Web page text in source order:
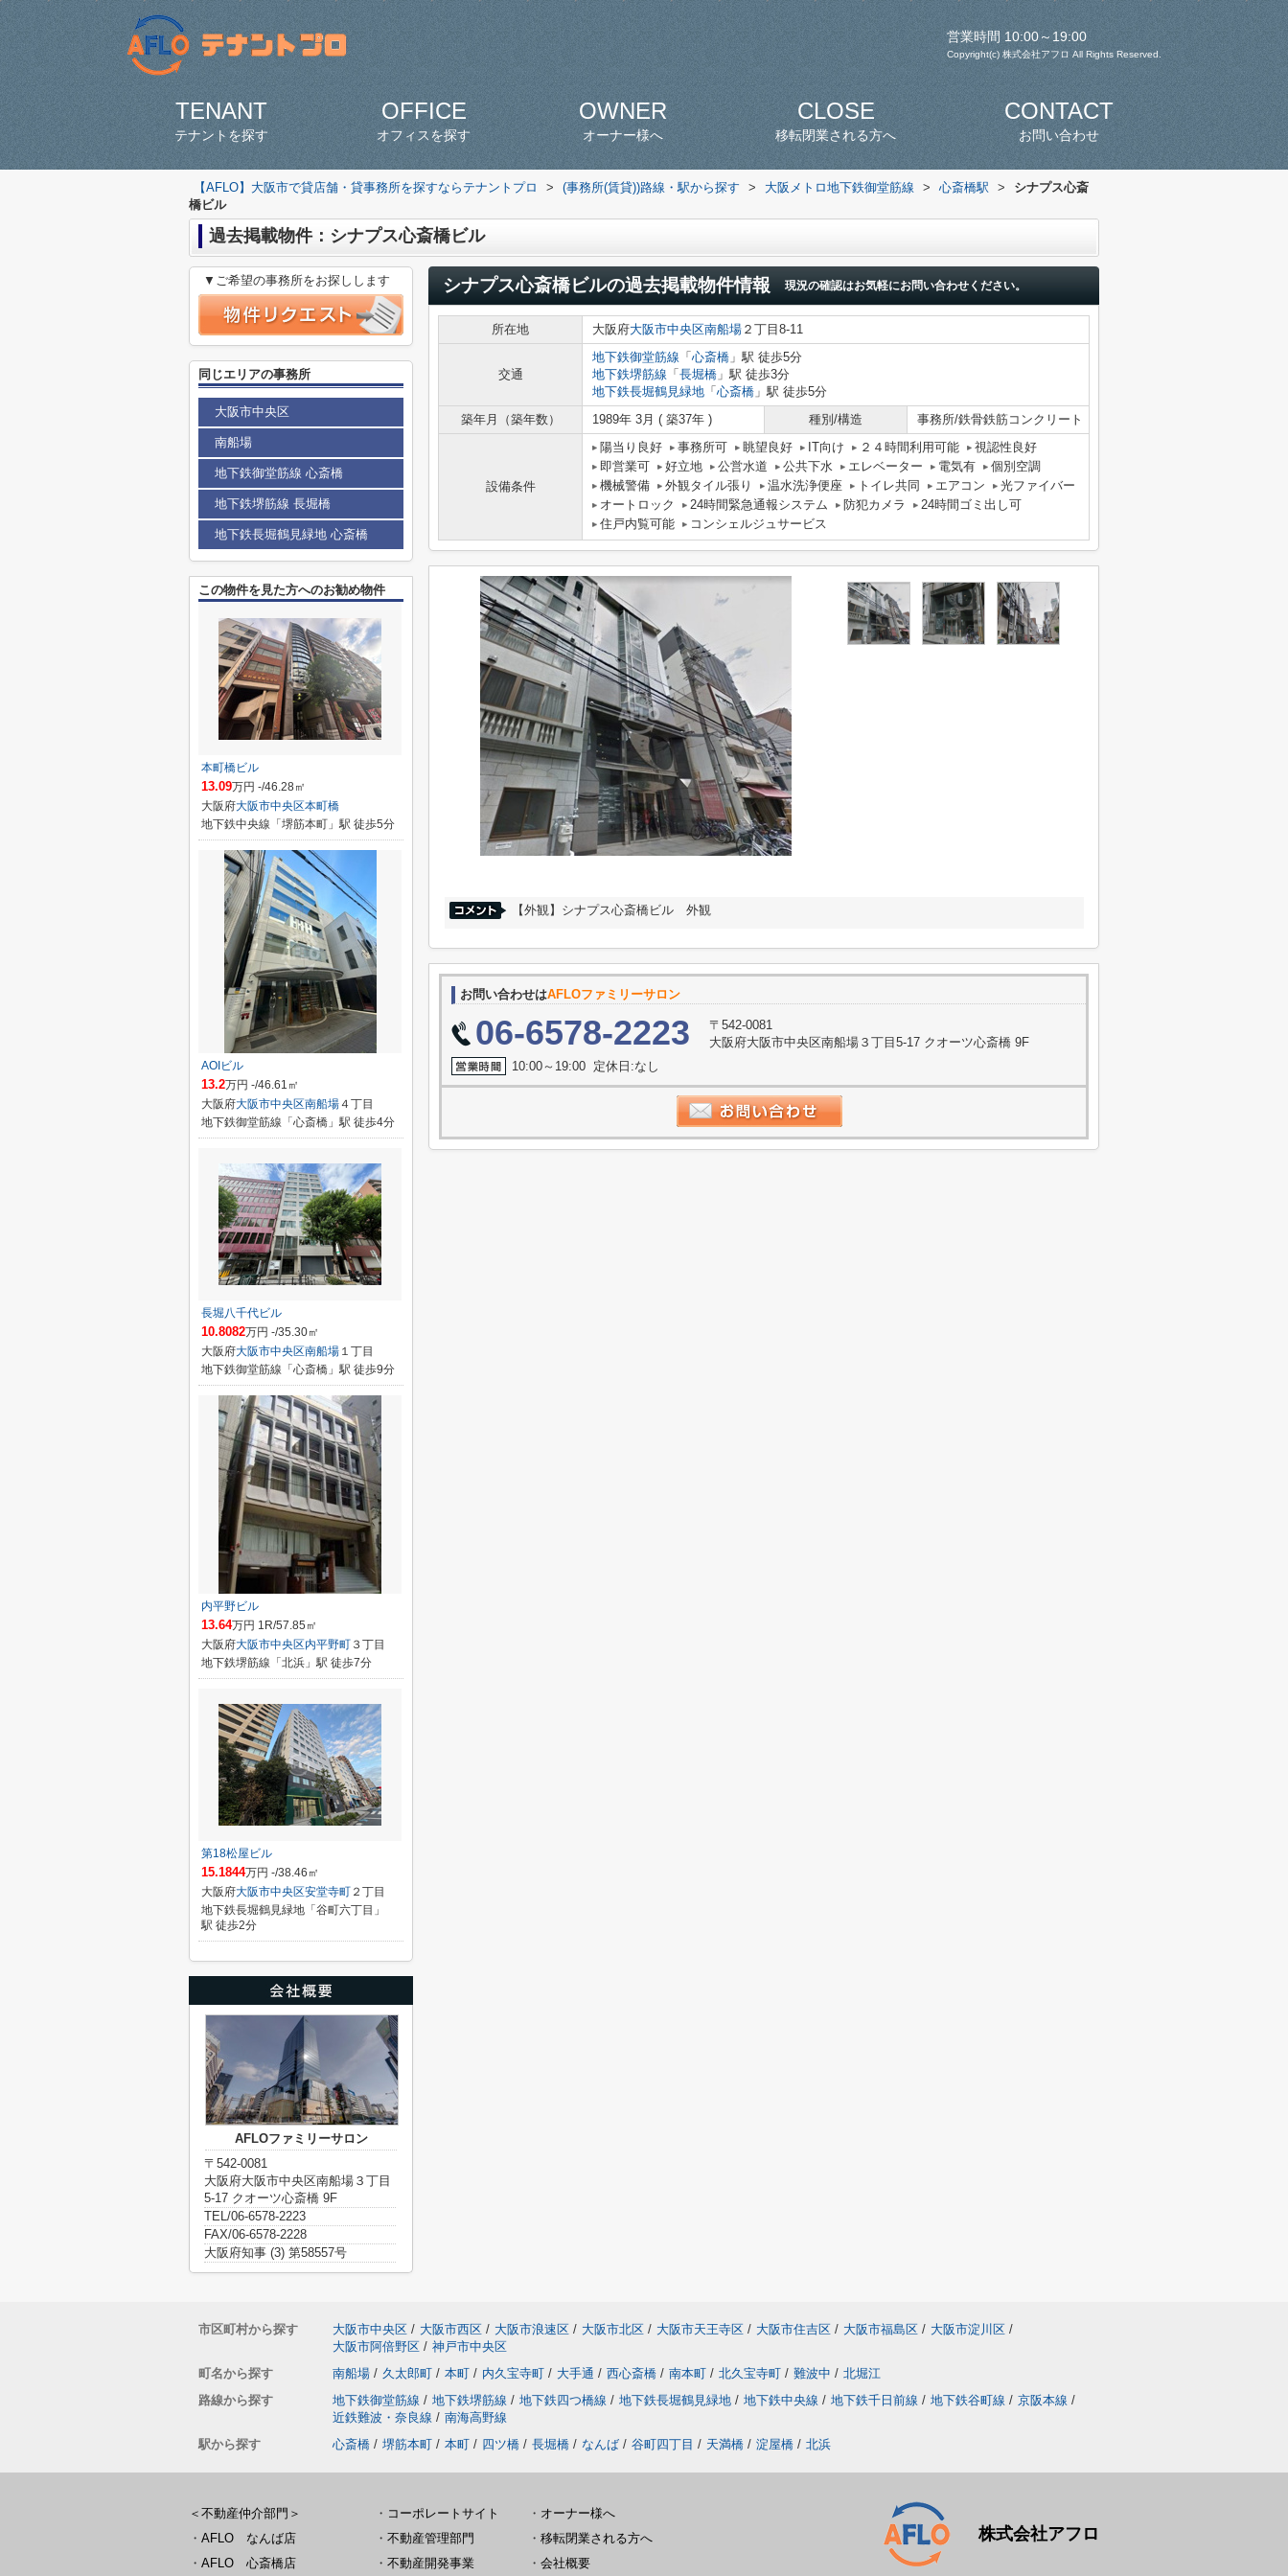
営業時間 10:00～19:00
Copyright(c) 株式会社アフロ All Rights Reserved.
TENANT
テナントを探す
OFFICE
オフィスを探す
OWNER
オーナー様へ
CLOSE
移転閉業される方へ
CONTACT
お問い合わせ
【AFLO】大阪市で貸店舗・貸事務所を探すならテナントプロ > (事務所(賃貸))路線・駅から探す > 大阪メトロ地下鉄御堂筋線 > 心斎橋駅 >
シナプス心斎
橋ビル
過去掲載物件：シナプス心斎橋ビル
シナプス心斎橋ビルの過去掲載物件情報 現況の確認はお気軽にお問い合わせください。
所在地 大阪府大阪市中央区南船場 ２丁目8-11
交通
地下鉄御堂筋線 「 心斎橋 」駅 徒歩5分
地下鉄堺筋線 「 長堀橋 」駅 徒歩3分
地下鉄長堀鶴見緑地 「 心斎橋 」駅 徒歩5分
築年月（築年数）
1989年 3月 ( 築37年 ) 種別/構造 事務所/鉄骨鉄筋コンクリート
設備条件
陽当り良好 事務所可 眺望良好 IT向け ２４時間利用可能
視認性良好
即営業可
好立地 公営水道 公共下水 エレベーター 電気有
個別空調
機械警備
外観タイル張り 温水洗浄便座 トイレ共同 エアコン
光ファイバー
オートロック
24時間緊急通報システム 防犯カメラ
24時間ゴミ出し可
住戸内覧可能
コンシェルジュサービス
【外観】シナプス心斎橋ビル 外観
お問い合わせはAFLOファミリーサロン
06-6578-2223
〒542-0081
大阪府大阪市中央区南船場３丁目5-17 クオーツ心斎橋 9F
10:00～19:00 定休日:なし
▼ご希望の事務所をお探しします
同じエリアの事務所
大阪市中央区
南船場
地下鉄御堂筋線 心斎橋
地下鉄堺筋線 長堀橋
地下鉄長堀鶴見緑地 心斎橋
この物件を見た方へのお勧め物件
本町橋ビル
13.09万円 -/46.28㎡
大阪府大阪市中央区本町橋
地下鉄中央線「堺筋本町」駅 徒歩5分
AOIビル
13.2万円 -/46.61㎡
大阪府大阪市中央区南船場４丁目
地下鉄御堂筋線「心斎橋」駅 徒歩4分
長堀八千代ビル
10.8082万円 -/35.30㎡
大阪府大阪市中央区南船場 １丁目
地下鉄御堂筋線「心斎橋」駅 徒歩9分
内平野ビル
13.64万円 1R/57.85㎡
大阪府大阪市中央区内平野町 ３丁目
地下鉄堺筋線「北浜」駅 徒歩7分
第18松屋ビル
15.1844万円 -/38.46㎡
大阪府大阪市中央区安堂寺町 ２丁目
地下鉄長堀鶴見緑地「谷町六丁目」
駅 徒歩2分
AFLOファミリーサロン
〒542-0081
大阪府大阪市中央区南船場３丁目
5-17 クオーツ心斎橋 9F
TEL/06-6578-2223
FAX/06-6578-2228
大阪府知事 (3) 第58557号
市区町村から探す 大阪市中央区 / 大阪市西区 / 大阪市浪速区 / 大阪市北区 / 大阪市天王寺区 / 大阪市住吉区 / 大阪市福島区 / 大阪市淀川区 /
大阪市阿倍野区 / 神戸市中央区
町名から探す
南船場 / 久太郎町 / 本町 / 内久宝寺町 / 大手通 / 西心斎橋 / 南本町 / 北久宝寺町 / 難波中 / 北堀江
路線から探す
地下鉄御堂筋線 / 地下鉄堺筋線 / 地下鉄四つ橋線 / 地下鉄長堀鶴見緑地 / 地下鉄中央線 / 地下鉄千日前線 / 地下鉄谷町線 / 京阪本線 /
近鉄難波・奈良線 / 南海高野線
駅から探す
心斎橋 / 堺筋本町 / 本町 / 四ツ橋 / 長堀橋 / なんば / 谷町四丁目 / 天満橋 / 淀屋橋 / 北浜
＜不動産仲介部門＞
・ AFLO なんば店
・ AFLO 心斎橋店
・ コーポレートサイト
・ 不動産管理部門
・ 不動産開発事業
・ オーナー様へ
・ 移転閉業される方へ
・ 会社概要
株式会社アフロ